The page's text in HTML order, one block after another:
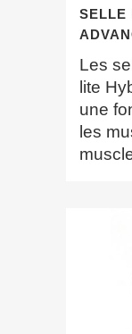
SELLE
Les
lite
une
les